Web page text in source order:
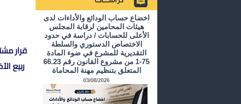
اخضاع حساب الودائع والأداءات لدى
هيئات المحامين لرقابة المجلس
الأعلى للحسابات / دراسة في حدود
الاختصاص الدستوري والسلطة
التقديرية للمشرع في ضوء المادة
75-1 من مشروع القانون رقم 66.23
المتعلق بتنظيم مهنة المحاماة
03/08/2026